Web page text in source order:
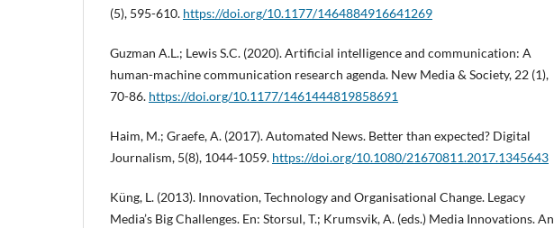
(5), 595-610. https://doi.org/10.1177/1464884916641269
Guzman A.L.; Lewis S.C. (2020). Artificial intelligence and communication: A
human-machine communication research agenda. New Media & Society, 22 (1),
70-86. https://doi.org/10.1177/1461444819858691
Haim, M.; Graefe, A. (2017). Automated News. Better than expected? Digital
Journalism, 5(8), 1044-1059. https://doi.org/10.1080/21670811.2017.1345643
Küng, L. (2013). Innovation, Technology and Organisational Change. Legacy
Media’s Big Challenges. En: Storsul, T.; Krumsvik, A. (eds.) Media Innovations. An